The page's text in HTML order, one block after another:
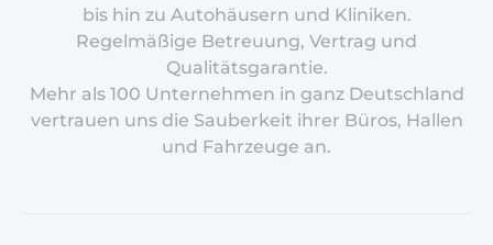
bis hin zu Autohäusern und Kliniken.
Regelmäßige Betreuung, Vertrag und
Qualitätsgarantie.
Mehr als 100 Unternehmen in ganz Deutschland
vertrauen uns die Sauberkeit ihrer Büros, Hallen
und Fahrzeuge an.